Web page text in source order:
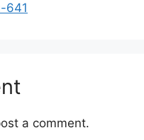
641
a comment.